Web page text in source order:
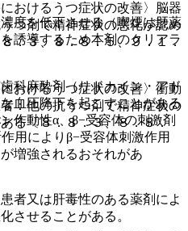
度を低下させる（喫煙は肝薬
誘導するため本剤のクリアラ
科麻酔剤（リドカイン・アド
血圧降下を起こすことがある
作動性α、β−受容体の刺激剤
用によりβ−受容体刺激作用
増強されるおそれがあ
おけるうつ症状の改善〉脳器
つ剤で精神症状の悪化が認め
．３、８．８．５、９．１．
おけるうつ症状の改善〉衝動
：他の抗うつ剤で精神症状の
る〔８．８．３、８．８．
者又は肝毒性のある薬剤によ
させることがある。